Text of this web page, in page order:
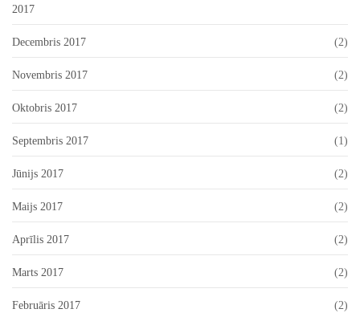
2017
Decembris 2017 (2)
Novembris 2017 (2)
Oktobris 2017 (2)
Septembris 2017 (1)
Jūnijs 2017 (2)
Maijs 2017 (2)
Aprīlis 2017 (2)
Marts 2017 (2)
Februāris 2017 (2)